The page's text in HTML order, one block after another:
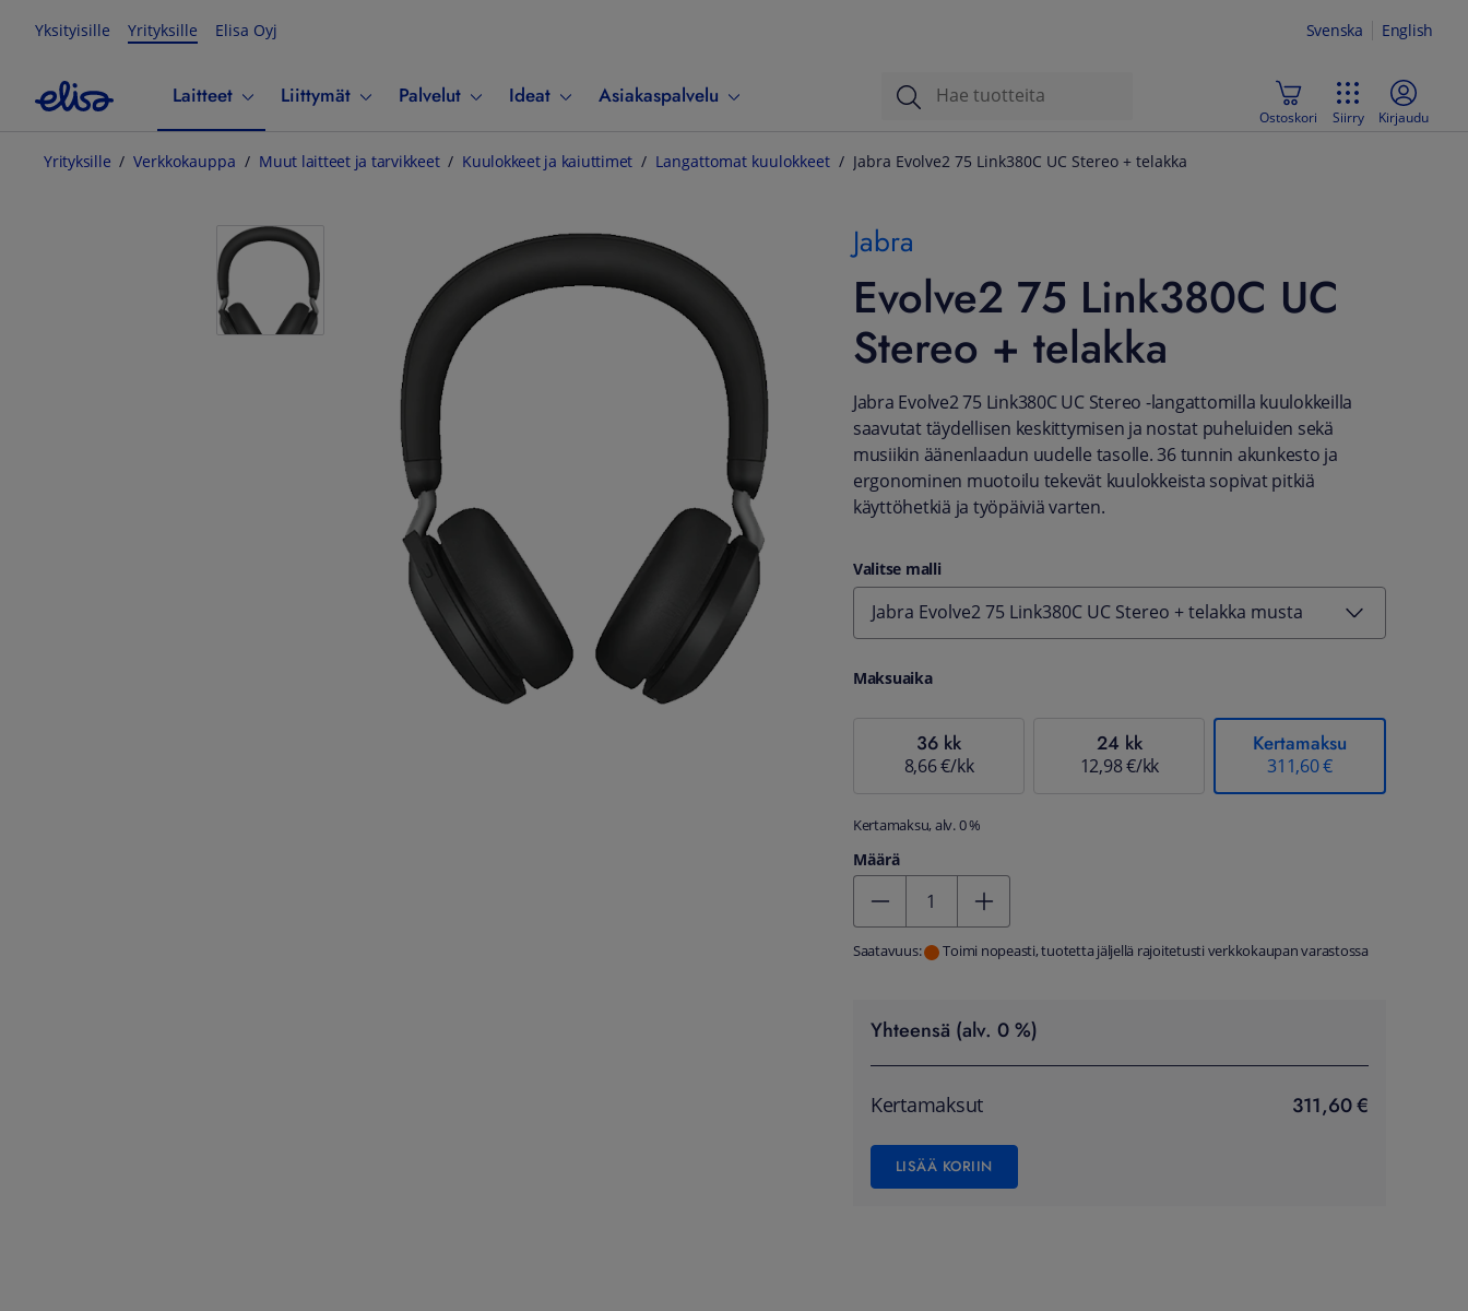
Yksityisille Yrityksille Elisa Oyj Svenska English
Laitteet Liittymät Palvelut Ideat Asiakaspalvelu
Ostoskori Siirry Kirjaudu
Yrityksille Verkkokauppa Muut laitteet ja tarvikkeet Kuulokkeet ja kaiuttimet Langattomat kuulokkeet Jabra Evolve2 75 Link380C UC Stereo + telakka
Jabra
Evolve2 75 Link380C UC
Stereo + telakka
Jabra Evolve2 75 Link380C UC Stereo -langattomilla kuulokkeilla
saavutat täydellisen keskittymisen ja nostat puheluiden sekä
musiikin äänenlaadun uudelle tasolle. 36 tunnin akunkesto ja
ergonominen muotoilu tekevät kuulokkeista sopivat pitkiä
käyttöhetkiä ja työpäiviä varten.
Valitse malli
Jabra Evolve2 75 Link380C UC Stereo + telakka musta
Maksuaika
36 kk
8,66 €/kk
24 kk
12,98 €/kk
Kertamaksu
311,60 €
Kertamaksu, alv. 0 %
Määrä
Saatavuus: Toimi nopeasti, tuotetta jäljellä rajoitetusti verkkokaupan varastossa
Yhteensä (alv. 0 %)
Kertamaksut 311,60 €
LISÄÄ KORIIN